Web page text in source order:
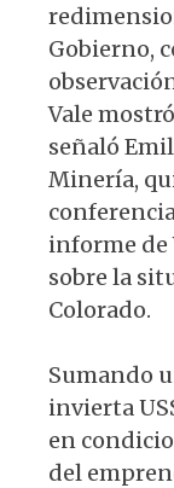
Gobierno,
Vale
señaló
Minería,
informe de
sobre la
Colorado.
Sumando
invierta
en
del